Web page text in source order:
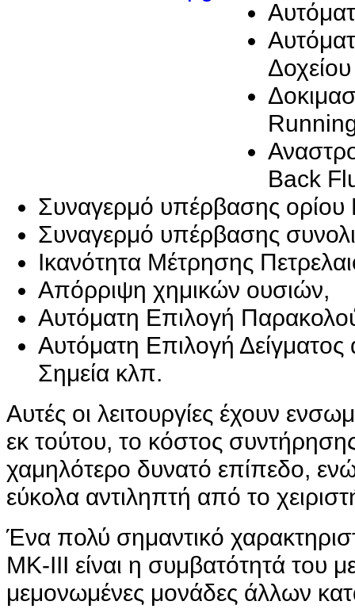
Back
Συναγερμό υπέρβασης ορίου
Συναγερμό υπέρβασης
Ικανότητα Μέτρησης
Απόρριψη χημικών ουσιών,
Αυτόματη Επιλογή
Αυτόματη Επιλογή Δείγματος
Σημεία κλπ.
Αυτές οι λειτουργίες έχουν
εκ τούτου, το κόστος συντήρησης
χαμηλότερο δυνατό επίπεδο, ενώ
εύκολα αντιληπτή από το
Ένα πολύ σημαντικό
MK-III είναι η συμβατότητά του
μεμονωμένες μονάδες άλλων